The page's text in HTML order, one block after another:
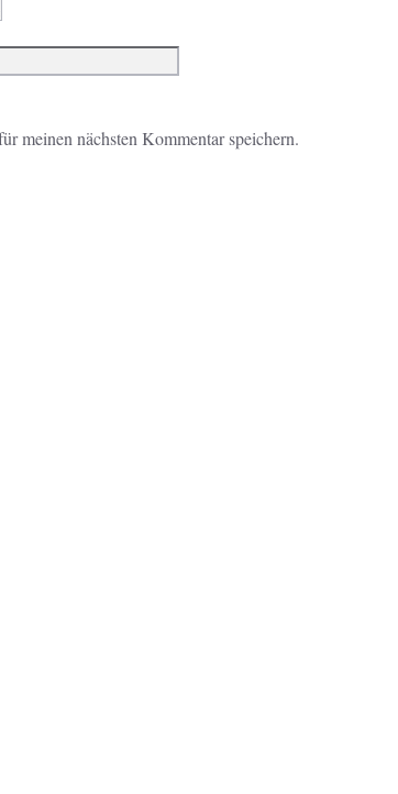
meinen nächsten Kommentar speichern.